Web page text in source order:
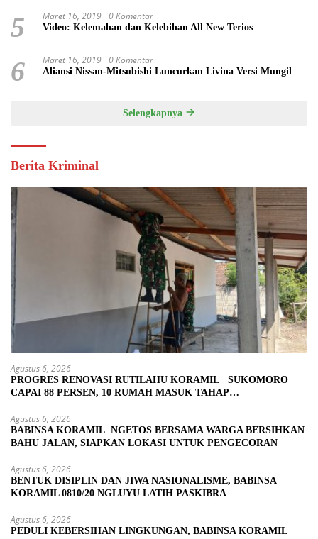
5 Maret 16, 2019 0 Komentar
Video: Kelemahan dan Kelebihan All New Terios
6 Maret 16, 2019 0 Komentar
Aliansi Nissan-Mitsubishi Luncurkan Livina Versi Mungil
Selengkapnya
Berita Kriminal
Agustus 6, 2026
PROGRES RENOVASI RUTILAHU KORAMIL SUKOMORO
CAPAI 88 PERSEN, 10 RUMAH MASUK TAHAP
Agustus 6, 2026
BABINSA KORAMIL NGETOS BERSAMA WARGA BERSIHKAN
BAHU JALAN, SIAPKAN LOKASI UNTUK PENGECORAN
Agustus 6, 2026
BENTUK DISIPLIN DAN JIWA NASIONALISME, BABINSA
KORAMIL 0810/20 NGLUYU LATIH PASKIBRA
Agustus 6, 2026
PEDULI KEBERSIHAN LINGKUNGAN, BABINSA KORAMIL